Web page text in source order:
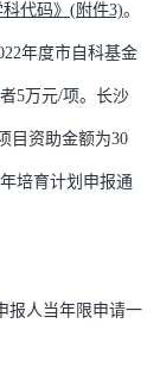
代码》 (附件3)。
年度市自科基金
5万元/项。长沙
目资助金额为30
培育计划申报通
报人当年限申请一